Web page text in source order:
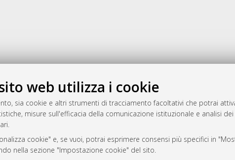
web utilizza i cookie
sia cookie e altri strumenti di tracciamento facoltativi che potrai
misure sull'efficacia della comunicazione istituzionale e analisi
cookie" e, se vuoi, potrai esprimere consensi più specifici in
nella sezione "Impostazione cookie" del sito.
daAlmaDL